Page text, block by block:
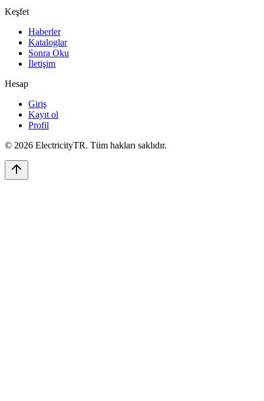
Keşfet
Haberler
Kataloglar
Sonra Oku
İletişim
Hesap
Giriş
Kayıt ol
Profil
© 2026 ElectricityTR. Tüm hakları saklıdır.